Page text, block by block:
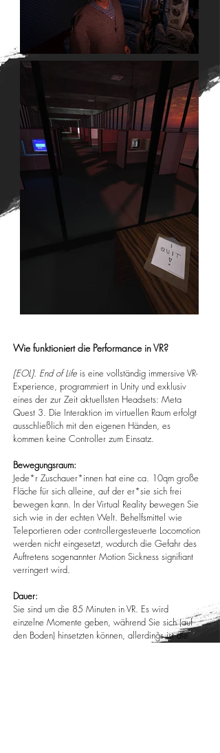
Wie funktioniert die Performance in VR?
[EOL]. End of Life is eine vollständig immersive VR-
Experience, programmiert in Unity und exklusiv
eines der zur Zeit aktuellsten Headsets: Meta
Quest 3. Die Interaktion im virtuellen Raum erfolgt
ausschließlich mit den eigenen Händen, es
kommen keine Controller zum Einsatz.
Bewegungsraum:
Jede*r Zuschauer*innen hat eine ca. 10qm große
Fläche für sich alleine, auf der er*sie sich frei
bewegen kann. In der Virtual Reality bewegen Sie
sich wie in der echten Welt. Behelfsmittel wie
Teleportieren oder controllergesteuerte Locomotion
werden nicht eingesetzt, wodurch die Gefahr des
Auftretens sogenannter Motion Sickness signifiant
verringert wird.
Dauer:
Sie sind um die 85 Minuten in VR. Es wird
einzelne Momente geben, während Sie sich (auf
den Boden) hinsetzten können, allerdings ist die